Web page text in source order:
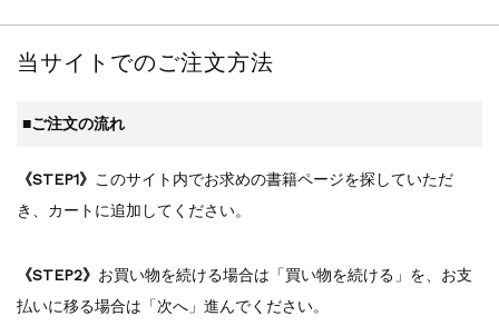
重版情報
2020.12.18
重版情報
2020.12.18
重版情報
2021.3.25
『〈決定版〉ソ連・ロシア 戦車王国の系譜...
重版情報
2020.12.18
『「砲兵」から見た世界大戦』（古峰文三）...
当サイトでのご注文方法
■ご注文の流れ
《STEP1》 このサイト内でお求めの書籍ページを探していただ
き、カートに追加してください。
《STEP2》 お買い物を続ける場合は「買い物を続ける」を、お支
払いに移る場合は「次へ」進んでください。